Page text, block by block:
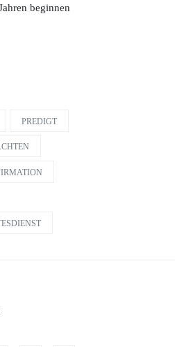
beginnen
PREDIGT